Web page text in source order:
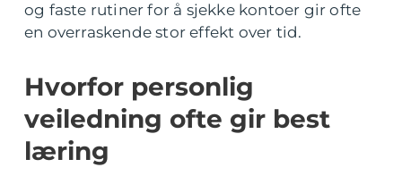
og faste rutiner for å sjekke kontoer gir ofte
en overraskende stor effekt over tid.
Hvorfor personlig
veiledning ofte gir best
læring